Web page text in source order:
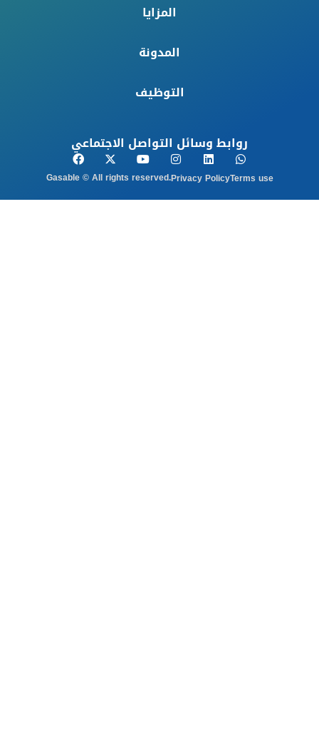
المزايا
المدونة
التوظيف
روابط وسائل التواصل الاجتماعي
Gasable © All rights reserved.Privacy PolicyTerms use